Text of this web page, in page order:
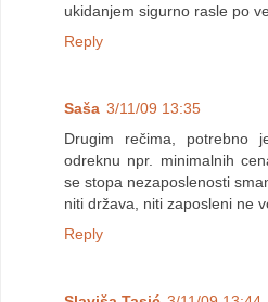
ukidanjem sigurno rasle po
Reply
Saša 3/11/09 13:35
Drugim rečima, potrebno
odreknu npr. minimalnih
se stopa nezaposlenosti
niti država, niti zaposleni ne
Reply